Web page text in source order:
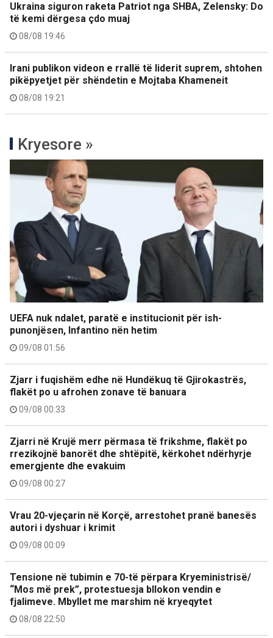
Ukraina siguron raketa Patriot nga SHBA, Zelensky: Do
të kemi dërgesa çdo muaj
08/08 19:46
Irani publikon videon e rrallë të liderit suprem, shtohen
pikëpyetjet për shëndetin e Mojtaba Khameneit
08/08 19:21
Kryesore »
UEFA nuk ndalet, paratë e institucionit për ish-
punonjësen, Infantino nën hetim
09/08 01:56
Zjarr i fuqishëm edhe në Hundëkuq të Gjirokastrës,
flakët po u afrohen zonave të banuara
09/08 00:33
Zjarri në Krujë merr përmasa të frikshme, flakët po
rrezikojnë banorët dhe shtëpitë, kërkohet ndërhyrje
emergjente dhe evakuim
09/08 00:27
Vrau 20-vjeçarin në Korçë, arrestohet pranë banesës
autori i dyshuar i krimit
09/08 00:09
Tensione në tubimin e 70-të përpara Kryeministrisë/
“Mos më prek”, protestuesja bllokon vendin e
fjalimeve. Mbyllet me marshim në kryeqytet
08/08 22:50